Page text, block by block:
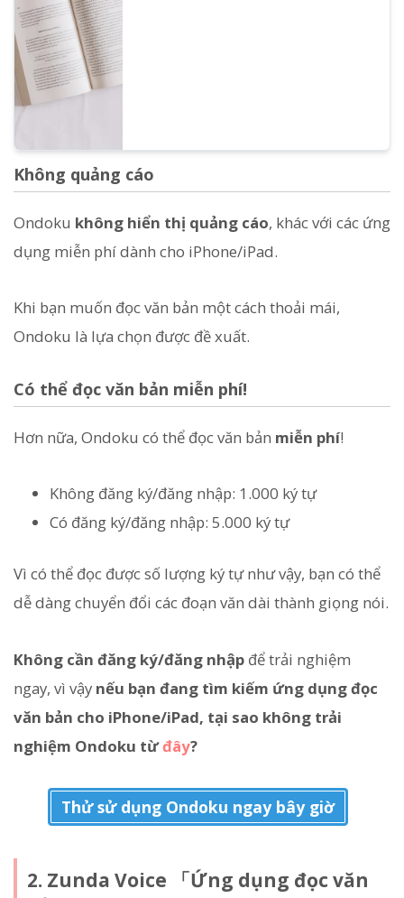
Không quảng cáo
Ondoku không hiển thị quảng cáo, khác với các ứng
dụng miễn phí dành cho iPhone/iPad.
Khi bạn muốn đọc văn bản một cách thoải mái,
Ondoku là lựa chọn được đề xuất.
Có thể đọc văn bản miễn phí!
Hơn nữa, Ondoku có thể đọc văn bản miễn phí!
Không đăng ký/đăng nhập: 1.000 ký tự
Có đăng ký/đăng nhập: 5.000 ký tự
Vì có thể đọc được số lượng ký tự như vậy, bạn có thể
dễ dàng chuyển đổi các đoạn văn dài thành giọng nói.
Không cần đăng ký/đăng nhập để trải nghiệm
ngay, vì vậy nếu bạn đang tìm kiếm ứng dụng đọc
văn bản cho iPhone/iPad, tại sao không trải
nghiệm Ondoku từđây?
Thử sử dụng Ondoku ngay bây giờ
2. Zunda Voice 「Ứng dụng đọc văn